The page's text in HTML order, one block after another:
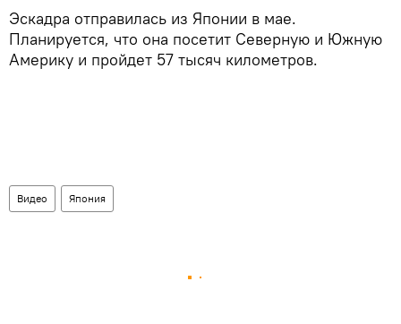
Эскадра отправилась из Японии в мае.
Планируется, что она посетит Северную и Южную
Америку и пройдет 57 тысяч километров.
Видео Япония